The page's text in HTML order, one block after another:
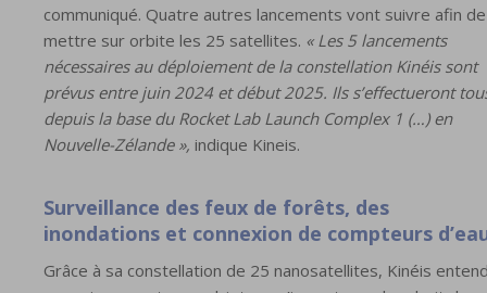
communiqué. Quatre autres lancements vont suivre afin de
mettre sur orbite les 25 satellites. « Les 5 lancements
nécessaires au déploiement de la constellation Kinéis sont
prévus entre juin 2024 et début 2025. Ils s’effectueront
depuis la base du Rocket Lab Launch Complex 1 (…) en
Nouvelle-Zélande », indique Kineis.
Surveillance des feux de forêts, des
inondations et connexion de compteurs
Grâce à sa constellation de 25 nanosatellites, Kinéis